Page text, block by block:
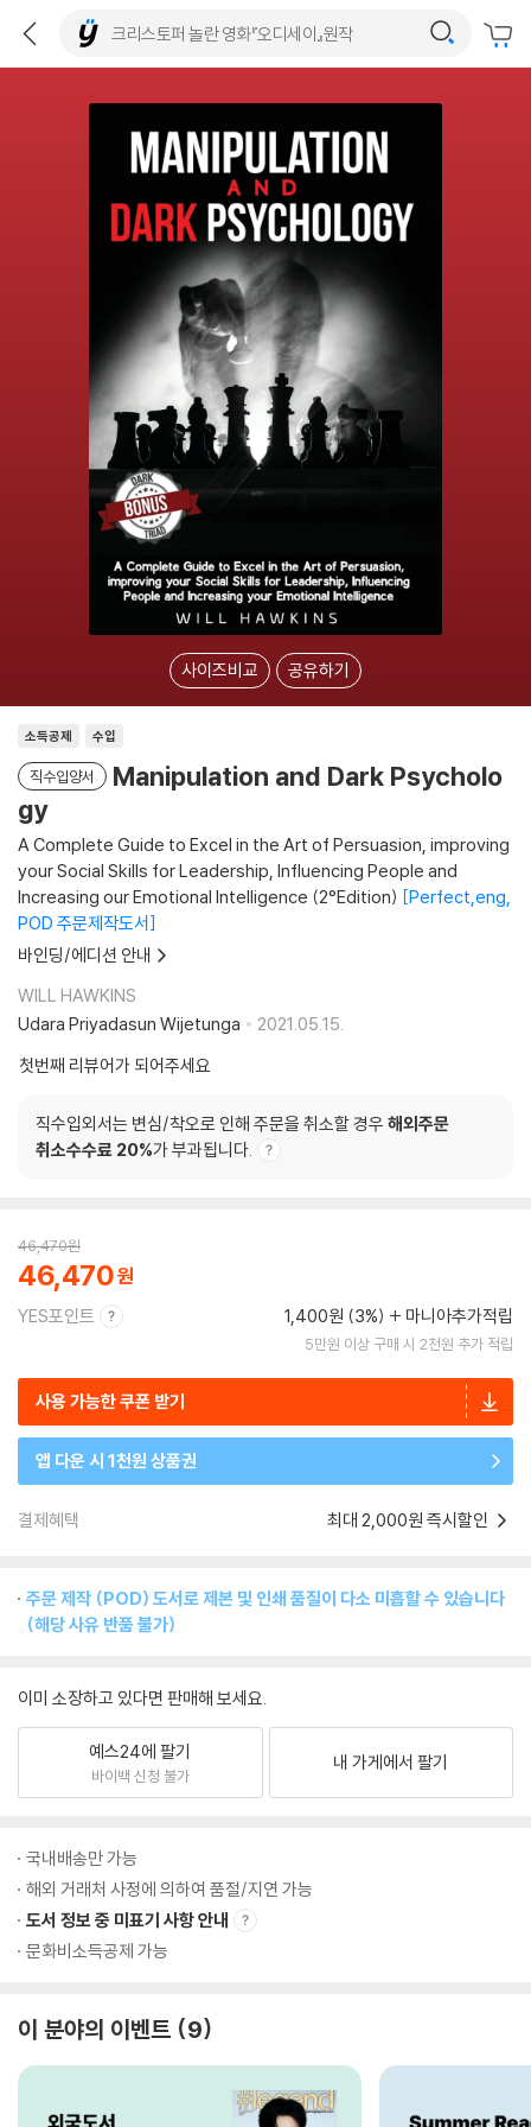
사이즈비교 공유하기
소득공제 수입
직수입양서
Manipulation and Dark Psycholo
gy
A Complete Guide to Excel in the Art of Persuasion, improving
your Social Skills for Leadership, Influencing People and
Increasing our Emotional Intelligence (2°Edition) Perfect,eng,
POD 주문제작도서
바인딩/에디션 안내
WILL HAWKINS
Udara Priyadasun Wijetunga
2021.05.15.
첫번째 리뷰어가 되어주세요
직수입외서는 변심/착오로 인해 주문을 취소할 경우 해외주문
취소수수료 20%가 부과됩니다.
46,470원
46,470
YES포인트 1,400원 (3%) 마니아추가적립
5만원 이상 구매 시 2천원 추가 적립
사용 가능한 쿠폰 받기
앱 다운 시 1천원 상품권
결제혜택 최대 2,000원 즉시할인
주문 제작 (POD) 도서로 제본 및 인쇄 품질이 다소 미흡할 수 있습니다
(해당 사유 반품 불가)
이미 소장하고 있다면 판매해 보세요.
예스24에 팔기
바이백 신청 불가
내 가게에서 팔기
국내배송만 가능
해외 거래처 사정에 의하여 품절/지연 가능
도서 정보 중 미표기 사항 안내
문화비소득공제 가능
이 분야의 이벤트 9